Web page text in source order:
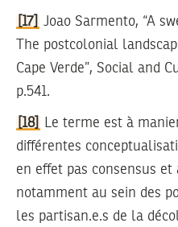
[17]
Joao Sarmento, “A
The postcolonial
Cape Verde”, Social and
p.541.
[18]
Le terme est à
différentes
en effet pas consensus
notamment au sein des
les partisan.e.s de la